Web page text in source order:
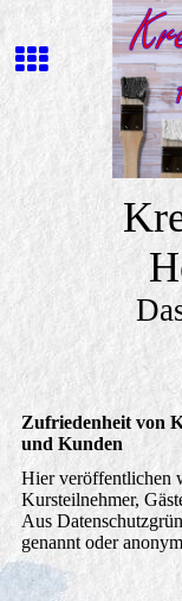
Zufriedenheit von
und Kunden
Hier veröffentlichen
Kursteilnehmer,
Aus
genannt oder